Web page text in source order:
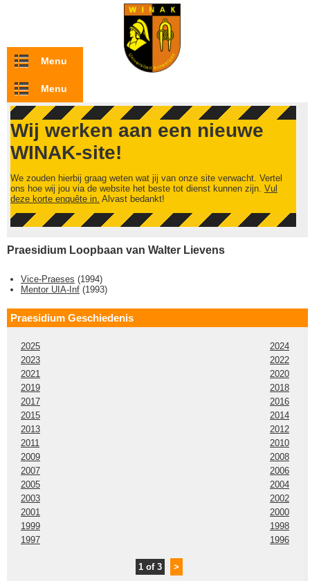
Overslaan en naar de inhoud gaan
Menu
Menu
Wij werken aan een nieuwe
WINAK-site!
We zouden hierbij graag weten wat jij van onze site verwacht. Vertel
ons hoe wij jou via de website het beste tot dienst kunnen zijn. Vul
deze korte enquête in. Alvast bedankt!
Praesidium Loopbaan van Walter Lievens
Vice-Praeses (1994)
Mentor UIA-Inf (1993)
Praesidium Geschiedenis
2025
2024
2023
2022
2021
2020
2019
2018
2017
2016
2015
2014
2013
2012
2011
2010
2009
2008
2007
2006
2005
2004
2003
2002
2001
2000
1999
1998
1997
1996
1 of 3 >